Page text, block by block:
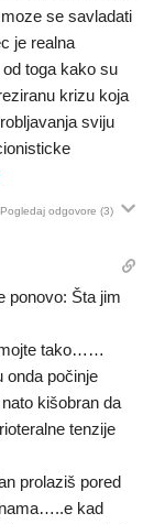
se savladati
je realna
toga kako su
krizu koja
sviju
Pogledaj odgovore (3)
ponovo: Šta jim
tako……
počinje
kišobran da
tenzije
prolaziš pored
kad